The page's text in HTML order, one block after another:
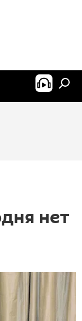
нет